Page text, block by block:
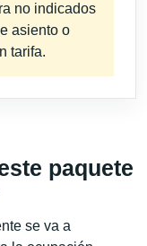
no indicados
asiento o
tarifa.
paquete
se va a